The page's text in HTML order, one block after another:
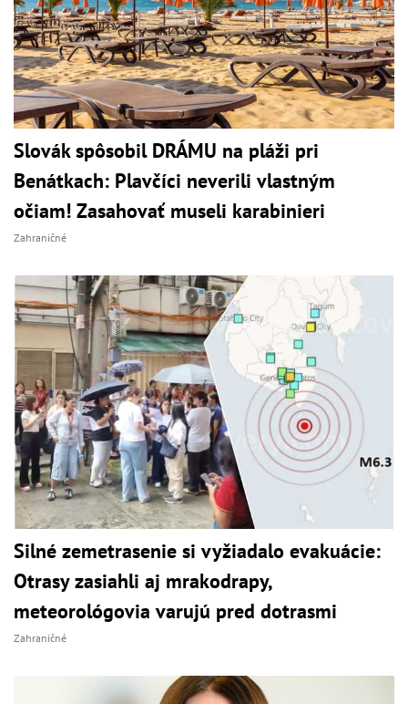
Slovák spôsobil DRÁMU na pláži pri
Benátkach: Plavčíci neverili vlastným
očiam! Zasahovať museli karabinieri
Zahraničné
Silné zemetrasenie si vyžiadalo evakuácie:
Otrasy zasiahli aj mrakodrapy,
meteorológovia varujú pred dotrasmi
Zahraničné